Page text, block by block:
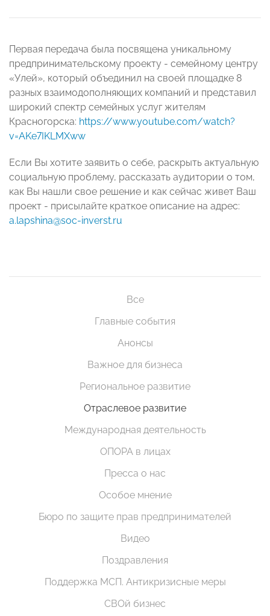
Первая передача была посвящена уникальному
предпринимательскому проекту - семейному центру
«Улей», который объединил на своей площадке 8
разных взаимодополняющих компаний и представил
широкий спектр семейных услуг жителям
Красногорска: https://www.youtube.com/watch?
v=AKe7IKLMXww
Если Вы хотите заявить о себе, раскрыть актуальную
социальную проблему, рассказать аудитории о том,
как Вы нашли свое решение и как сейчас живет Ваш
проект - присылайте краткое описание на адрес:
a.lapshina@soc-inverst.ru
Все
Главные события
Анонсы
Важное для бизнеса
Региональное развитие
Отраслевое развитие
Международная деятельность
ОПОРА в лицах
Пресса о нас
Особое мнение
Бюро по защите прав предпринимателей
Видео
Поздравления
Поддержка МСП. Антикризисные меры
СВОй бизнес